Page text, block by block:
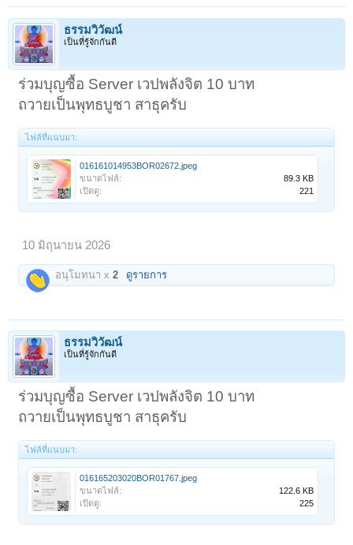
ธรรมวิวัฒน์
เป็นที่รู้จักกันดี
ร่วมบุญซื้อ Server เวปพลังจิต 10 บาท
ถวายเป็นพุทธบูชา สาธุครับ
ไฟล์ที่แนบมา:
016161014953BOR02672.jpeg
ขนาดไฟล์:
89.3 KB
เปิดดู:
221
10 มิถุนายน 2026
อนุโมทนา x2 ดูรายการ
ธรรมวิวัฒน์
เป็นที่รู้จักกันดี
ร่วมบุญซื้อ Server เวปพลังจิต 10 บาท
ถวายเป็นพุทธบูชา สาธุครับ
ไฟล์ที่แนบมา:
016165203020BOR01767.jpeg
ขนาดไฟล์:
122.6 KB
เปิดดู:
225